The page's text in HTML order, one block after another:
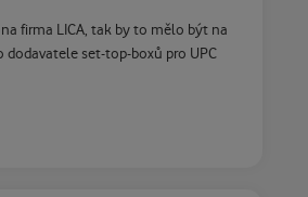
firma LICA, tak by to mělo být na
set-top-boxů pro UPC